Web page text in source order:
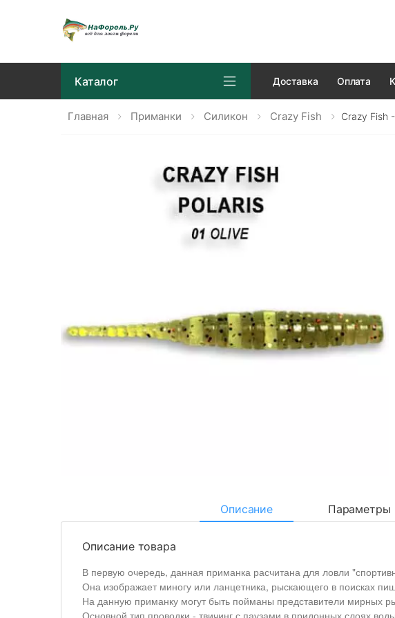
Каталог Доставка Оплата
Главная Приманки Силикон Crazy Fish Crazy Fish
Описание Параметры
Описание товара
В первую очередь, данная приманка расчитана для ловли
Она изображает миногу или ланцетника, рыскающего в поисках
На данную приманку могут быть пойманы представители мирных
Основной тип проводки - твичинг с паузами в придонных слоях воды.